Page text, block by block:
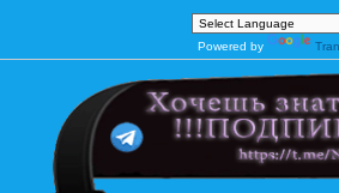
Powered by